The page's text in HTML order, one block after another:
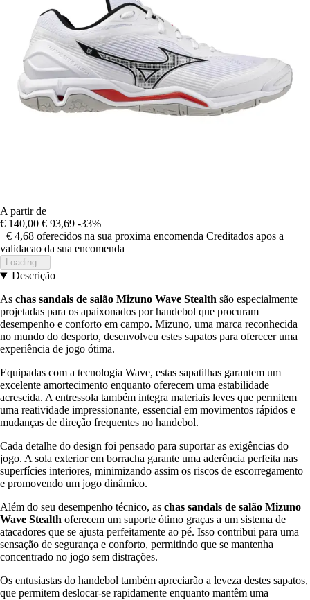
A partir de
€ 140,00 € 93,69 -33%
+€ 4,68 oferecidos na sua proxima encomenda Creditados apos a
validacao da sua encomenda
Loading...
Descrição
As chas sandals de salão Mizuno Wave Stealth são especialmente
projetadas para os apaixonados por handebol que procuram
desempenho e conforto em campo. Mizuno, uma marca reconhecida
no mundo do desporto, desenvolveu estes sapatos para oferecer uma
experiência de jogo ótima.
Equipadas com a tecnologia Wave, estas sapatilhas garantem um
excelente amortecimento enquanto oferecem uma estabilidade
acrescida. A entressola também integra materiais leves que permitem
uma reatividade impressionante, essencial em movimentos rápidos e
mudanças de direção frequentes no handebol.
Cada detalhe do design foi pensado para suportar as exigências do
jogo. A sola exterior em borracha garante uma aderência perfeita nas
superfícies interiores, minimizando assim os riscos de escorregamento
e promovendo um jogo dinâmico.
Além do seu desempenho técnico, as chas sandals de salão Mizuno
Wave Stealth oferecem um suporte ótimo graças a um sistema de
atacadores que se ajusta perfeitamente ao pé. Isso contribui para uma
sensação de segurança e conforto, permitindo que se mantenha
concentrado no jogo sem distrações.
Os entusiastas do handebol também apreciarão a leveza destes sapatos,
que permitem deslocar-se rapidamente enquanto mantêm uma